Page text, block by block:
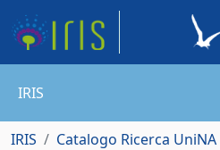
IRIS
IRIS Catalogo Ricerca UniNA